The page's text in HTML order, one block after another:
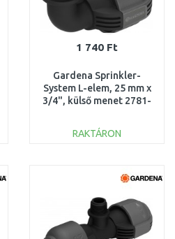
1 740 Ft
Gardena Sprinkler-
System L-elem, 25 mm x
3/4", külső menet 2781-
RAKTÁRON
Összehasonlítás